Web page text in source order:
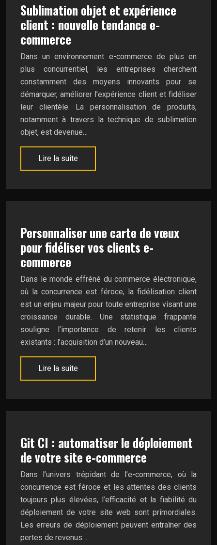
Sublimation objet et expérience
client : nouvelle tendance e-
commerce
Dans un environnement e-commerce de plus en
plus concurrentiel, les entreprises cherchent
constamment des moyens innovants pour se
démarquer, améliorer l’expérience client et fidéliser
leur clientèle. La personnalisation de produits,
notamment à travers la technique de sublimation
objet, est devenue…
Lire la suite
Personnaliser une carte de vœux
pour fidéliser vos clients e-
commerce
Dans le monde effréné du commerce électronique,
où la concurrence est féroce, la fidélisation client
est un enjeu majeur pour toute entreprise visant une
croissance durable. Une statistique frappante
souligne l’importance de retenir les clients
existants : l’acquisition d’un nouveau…
Lire la suite
Git CI : automatiser le déploiement
de votre site e-commerce
Dans l’univers trépidant de l’e-commerce, où la
concurrence est féroce et les attentes des clients
toujours plus élevées, l’efficacité et la fiabilité du
déploiement de votre site web sont primordiales.
Les erreurs de déploiement peuvent entraîner des
pertes de revenus…